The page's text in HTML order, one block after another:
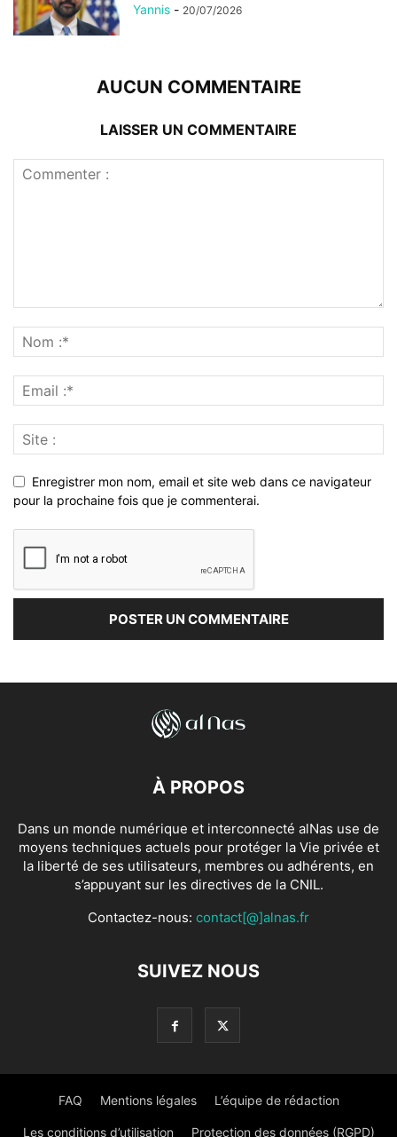
Yannis - 20/07/2026
AUCUN COMMENTAIRE
LAISSER UN COMMENTAIRE
Enregistrer mon nom, email et site web dans ce navigateur
pour la prochaine fois que je commenterai.
À PROPOS
Dans un monde numérique et interconnecté alNas use de
moyens techniques actuels pour protéger la Vie privée et
la liberté de ses utilisateurs, membres ou adhérents, en
s’appuyant sur les directives de la CNIL.
Contactez-nous: contact[@]alnas.fr
SUIVEZ NOUS
FAQ Mentions légales L’équipe de rédaction
Les conditions d’utilisation Protection des données (RGPD)